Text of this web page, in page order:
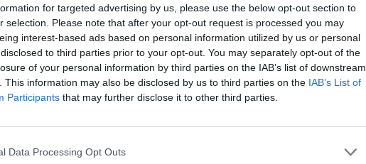
for targeted advertising by us, please use the below opt-out section to
selection. Please note that after your opt-out request is processed you may
interest-based ads based on personal information utilized by us or personal
to third parties prior to your opt-out. You may separately opt-out of the
of your personal information by third parties on the IAB’s list of downstream
This information may also be disclosed by us to third parties on the IAB’s List of
Participants that may further disclose it to other third parties.
Data Processing Opt Outs